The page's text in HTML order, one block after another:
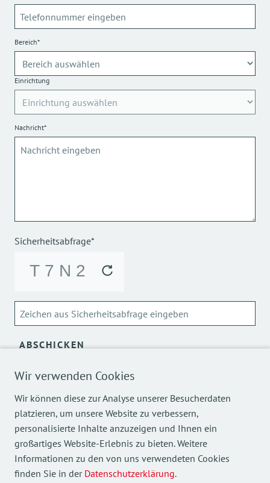
Wir verwenden Cookies
Wir können diese zur Analyse unserer Besucherdaten
platzieren, um unsere Website zu verbessern,
personalisierte Inhalte anzuzeigen und Ihnen ein
großartiges Website-Erlebnis zu bieten. Weitere
Informationen zu den von uns verwendeten Cookies
finden Sie in der Datenschutzerklärung.
Bereich*
Einrichtung
Nachricht*
Sicherheitsabfrage*
ABSCHICKEN
Über die Verarbeitung meiner personenbezogenen Daten